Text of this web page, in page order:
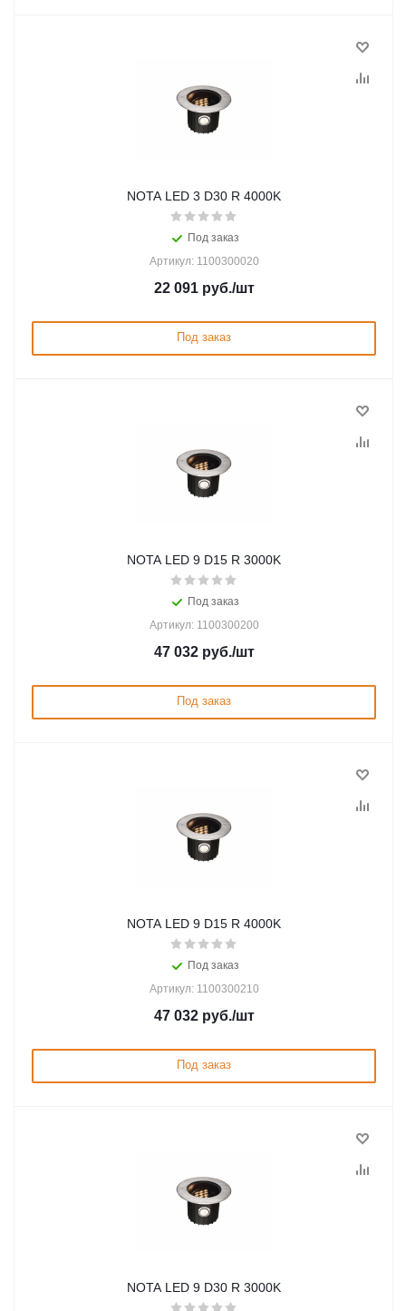
NOTA LED 3 D30 R 4000K
Под заказ
Артикул: 1100300020
22 091руб./шт
Под заказ
NOTA LED 9 D15 R 3000K
Под заказ
Артикул: 1100300200
47 032руб./шт
Под заказ
NOTA LED 9 D15 R 4000K
Под заказ
Артикул: 1100300210
47 032руб./шт
Под заказ
NOTA LED 9 D30 R 3000K